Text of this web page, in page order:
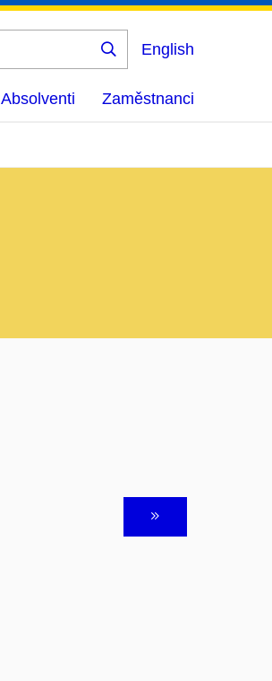
Vyhledat
English
Absolventi Zaměstnanci